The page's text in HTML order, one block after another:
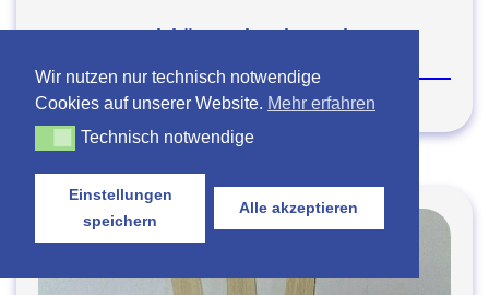
Heizkörperpinsel gerade
Wir nutzen nur technisch notwendige
Cookies auf unserer Website. Mehr erfahren
Technisch notwendige
Technisch notwendige
Einstellungen
speichern
Alle akzeptieren